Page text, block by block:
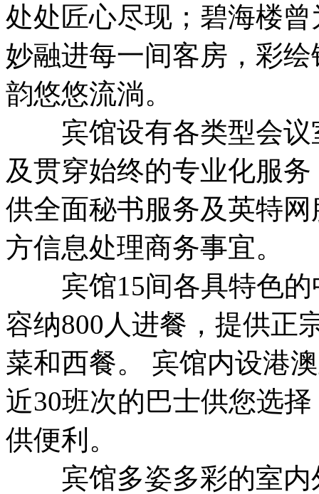
处处匠心尽现；碧海楼
妙融进每一间客房，彩
韵悠悠流淌。
宾馆设有各类型会议
及贯穿始终的专业化服
供全面秘书服务及英特
方信息处理商务事宜。
宾馆15间各具特色的
容纳800人进餐，提供正
菜和西餐。 宾馆内设港
近30班次的巴士供您选
供便利。
宾馆多姿多彩的室内